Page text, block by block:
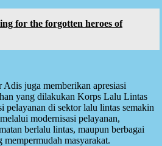
for the forgotten heroes of
juga memberikan apresiasi
yang dilakukan Korps Lalu Lintas
pelayanan di sektor lalu lintas semakin
modernisasi pelayanan,
berlalu lintas, maupun berbagai
masyarakat.